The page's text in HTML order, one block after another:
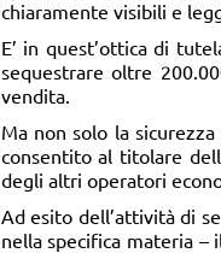
chiaramente visibili e
E’ in quest’ottica di
sequestrare oltre
vendita.
Ma non solo la
consentito al titolare
degli altri operatori
Ad esito dell’attività di
nella specifica materia –